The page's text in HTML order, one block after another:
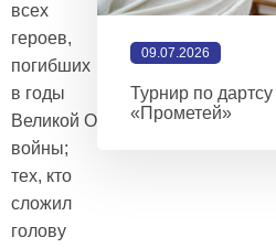
всех
героев,
погибших
в годы
Великой Отечественной
войны;
тех, кто
сложил
голову
09.07.2026
Турнир по
«Прометей»